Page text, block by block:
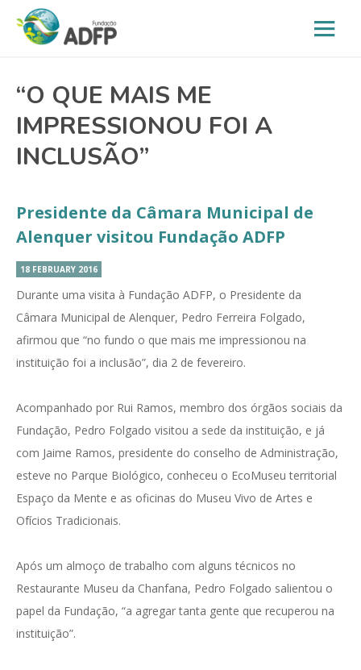
“O QUE MAIS ME
IMPRESSIONOU FOI A
INCLUSÃO”
Presidente da Câmara Municipal de
Alenquer visitou Fundação ADFP
18 FEBRUARY 2016
Durante uma visita à Fundação ADFP, o Presidente da
Câmara Municipal de Alenquer, Pedro Ferreira Folgado,
afirmou que “no fundo o que mais me impressionou na
instituição foi a inclusão”, dia 2 de fevereiro.
Acompanhado por Rui Ramos, membro dos órgãos sociais da
Fundação, Pedro Folgado visitou a sede da instituição, e já
com Jaime Ramos, presidente do conselho de Administração,
esteve no Parque Biológico, conheceu o EcoMuseu territorial
Espaço da Mente e as oficinas do Museu Vivo de Artes e
Ofícios Tradicionais.
Após um almoço de trabalho com alguns técnicos no
Restaurante Museu da Chanfana, Pedro Folgado salientou o
papel da Fundação, “a agregar tanta gente que recuperou na
instituição”.